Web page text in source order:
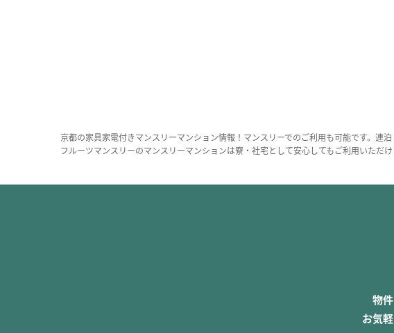
京都の家具家電付きマンスリーマンション情報！マンスリーでのご利用も可能です。連
フルーツマンスリーのマンスリーマンションは寮・社宅として安心してもご利用いただ
物
お気